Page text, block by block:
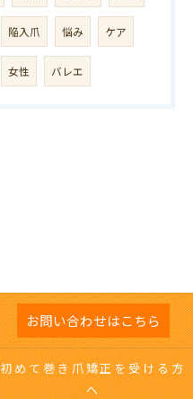
陥入爪 悩み ケア
女性 バレエ
お問い合わせはこちら
初めて巻き爪矯正を受ける方
へ